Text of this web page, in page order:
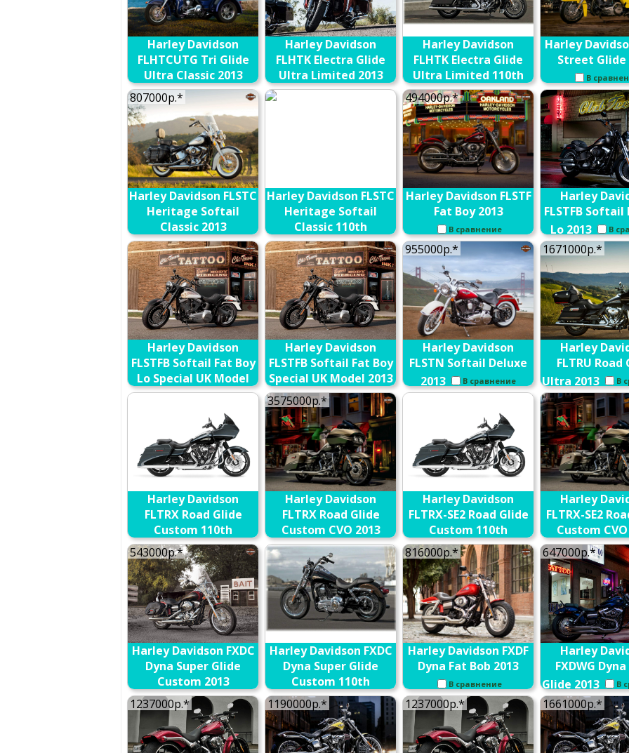
Harley Davidson
FLHTCUTG Tri Glide
Ultra Classic 2013
В сравнение
Harley Davidson
FLHTK Electra Glide
Ultra Limited 2013
В сравнение
Harley Davidson
FLHTK Electra Glide
Ultra Limited 110th
Anniversary 2013
В сравнение
Harley
Street Glide
В
807000р.*
Harley Davidson FLSTC
Heritage Softail
Classic 2013
В сравнение
Harley Davidson FLSTC
Heritage Softail
Classic 110th
Anniversary 2013
В сравнение
494000р.*
Harley Davidson FLSTF
Fat Boy 2013
В сравнение
Harley
FLSTFB Softail
Lo 2013
В
Harley Davidson
FLSTFB Softail Fat Boy
Lo Special UK Model
2013
В сравнение
Harley Davidson
FLSTFB Softail Fat Boy
Special UK Model 2013
В сравнение
955000р.*
Harley Davidson
FLSTN Softail Deluxe
2013
В сравнение
1671000р.*
Harley
FLTRU Road
Ultra 2013
В
Harley Davidson
FLTRX Road Glide
Custom 110th
Anniversary CVO 2013
В сравнение
3575000р.*
Harley Davidson
FLTRX Road Glide
Custom CVO 2013
В сравнение
Harley Davidson
FLTRX-SE2 Road Glide
Custom 110th
Anniversary CVO 2013
В сравнение
Harley
FLTRX-SE2
Custom
В
543000р.*
Harley Davidson FXDC
Dyna Super Glide
Custom 2013
В сравнение
Harley Davidson FXDC
Dyna Super Glide
Custom 110th
Anniversary 2013
В сравнение
816000р.*
Harley Davidson FXDF
Dyna Fat Bob 2013
В сравнение
647000р.*
Harley
FXDWG
Glide 2013
В
1237000р.* 1190000р.* 1237000р.* 1661000р.*